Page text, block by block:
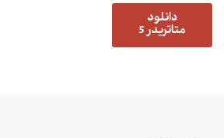
دانلود
متاتریدر 5